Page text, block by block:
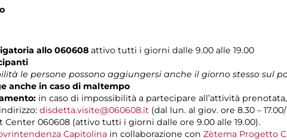
allo 060608 attivo tutti i giorni dalle 9.00 alle 19.00
le persone possono aggiungersi anche il giorno stesso sul
anche in caso di maltempo
in caso di impossibilità a partecipare all’attività
disdetta.visite@060608.it (dal lun. al giov. ore 8.30 –
Center 060608 (attivo tutti i giorni dalle ore 9.00 alle 19.00).
Capitolina in collaborazione con Zètema Progetto